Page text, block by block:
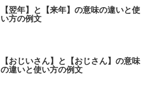
【翌年】と【来年】の意味の違いと使
い方の例文
【おじいさん】と【おじさん】の意味
の違いと使い方の例文